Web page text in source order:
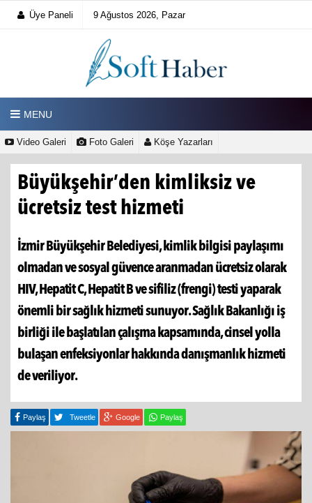
Üye Paneli 9 Ağustos 2026, Pazar
MENU
Video Galeri Foto Galeri Köşe Yazarları
Büyükşehir’den kimliksiz ve
ücretsiz test hizmeti
İzmir Büyükşehir Belediyesi, kimlik bilgisi paylaşımı
olmadan ve sosyal güvence aranmadan ücretsiz olarak
HIV, Hepatit C, Hepatit B ve sifiliz (frengi) testi yaparak
önemli bir sağlık hizmeti sunuyor. Sağlık Bakanlığı iş
birliği ile başlatılan çalışma kapsamında, cinsel yolla
bulaşan enfeksiyonlar hakkında danışmanlık hizmeti
de veriliyor.
Paylaş Tweetle Google Paylaş